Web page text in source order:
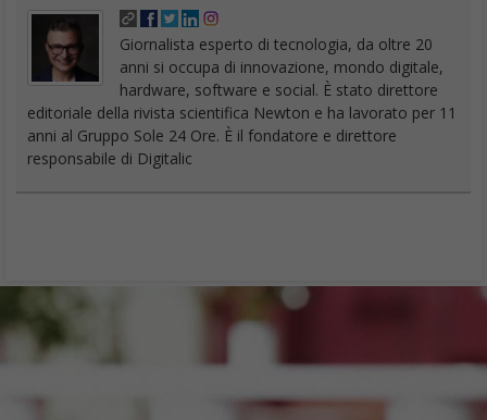
Giornalista esperto di tecnologia, da oltre 20
anni si occupa di innovazione, mondo digitale,
hardware, software e social. È stato direttore
editoriale della rivista scientifica Newton e ha lavorato per 11
anni al Gruppo Sole 24 Ore. È il fondatore e direttore
responsabile di Digitalic